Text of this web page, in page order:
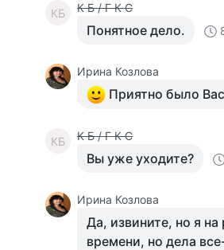
КБ К Б / Г К С
Понятное дело.
Ирина Козлова
Приятно было
КБ К Б / Г К С
Вы уже уходите?
Ирина Козлова
Да, извините, но я
времени, но дела